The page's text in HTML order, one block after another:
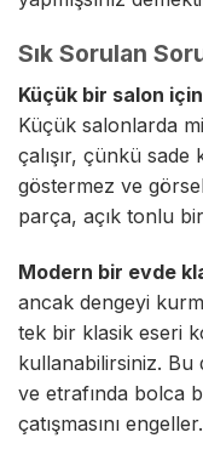
Sık Sorulan
Küçük bir salon
Küçük salonlarda
çalışır, çünkü sade
göstermez ve
parça, açık tonlu
Modern bir evde
ancak dengeyi
tek bir klasik eseri
kullanabilirsiniz. Bu
ve etrafında bolca
çatışmasını engeller.